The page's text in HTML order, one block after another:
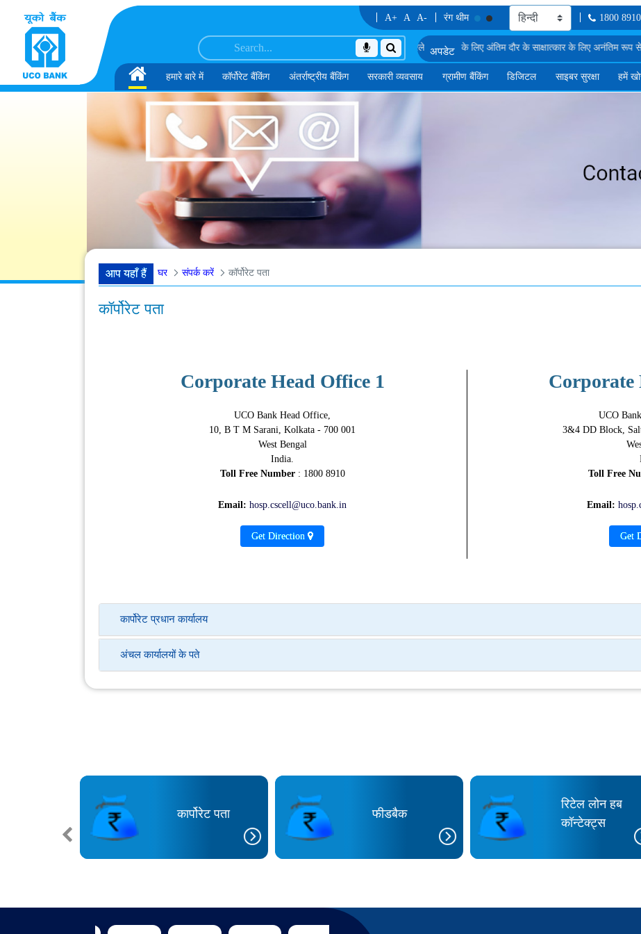
सामग्री पर छोड़ें A+ A A- रंग थीम 1800 8910
पद के लिए अंतिम दौर के साक्षात्कार के लिए अनंतिम रूप से चुने गए उम्मीदवारों की सूची एमएमजीएस-II में डेटा विश्लेषक के पद के लिए अंतिम दौर के साक्षात्कार के लिए अनंतिम रूप से
Home
हमारे बारे में कॉर्पोरेट बैंकिंग अंतर्राष्ट्रीय बैंकिंग सरकारी व्यवसाय ग्रामीण बैंकिंग डिजिटल साइबर सुरक्षा हमें
आप यहाँ हैं घर संपर्क करें कॉर्पोरेट पता
कॉर्पोरेट पता
Corporate Head Office 1
UCO Bank Head Office,
10, B T M Sarani, Kolkata - 700 001
West Bengal
India.
Toll Free Number : 1800 8910
Email: hosp.cscell@uco.bank.in
Get Direction
Corporate
UCO
3&4 DD Block,
Toll Free
Email:
Get
कार्पोरेट प्रधान कार्यालय
अंचल कार्यालयों के पते
कार्पोरेट पता फीडबैक
रिटेल लोन हब
कॉन्टेक्ट्स